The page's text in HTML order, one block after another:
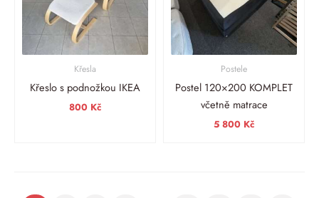
Křesla
Křeslo s podnožkou IKEA
800 Kč
Postele
Postel 120×200 KOMPLET
včetně matrace
5 800 Kč